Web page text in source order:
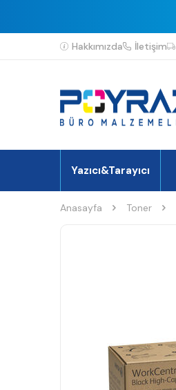
Hakkımızda İletişim
Yazıcı&Tarayıcı
Anasayfa Toner